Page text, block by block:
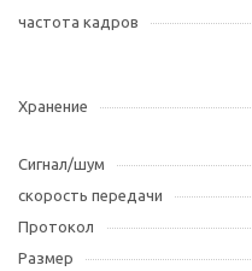
частота кадров
Хранение
Сигнал/шум
скорость передачи
Протокол
Размер